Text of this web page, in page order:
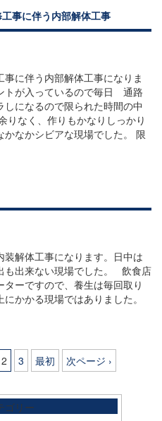
事に伴う内部解体工事
に伴う内部解体工事になりま
トが入っているので毎日 通路
になるので限られた時間の中
りなく、作りもかなりしっかり
なかシビアな現場でした。 限
解体工事になります。日中は
も出来ない現場でした。 飲食店
ーですので、養生は毎回取り
かかる現場ではありました。
2 3 最初 次ページ ›